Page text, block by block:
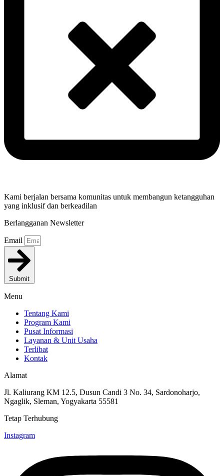
Kami berjalan bersama komunitas untuk membangun ketangguhan
yang inklusif dan berkeadilan
Berlangganan Newsletter
Email
Submit
Menu
Tentang Kami
Program Kami
Pusat Informasi
Layanan & Unit Usaha
Terlibat
Kontak
Alamat
Jl. Kaliurang KM 12.5, Dusun Candi 3 No. 34, Sardonoharjo,
Ngaglik, Sleman, Yogyakarta 55581
Tetap Terhubung
Instagram